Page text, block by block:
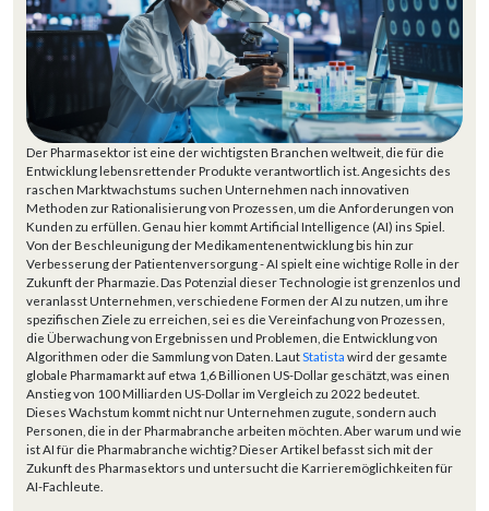
Der Pharmasektor ist eine der wichtigsten Branchen weltweit, die für die
Entwicklung lebensrettender Produkte verantwortlich ist. Angesichts des
raschen Marktwachstums suchen Unternehmen nach innovativen
Methoden zur Rationalisierung von Prozessen, um die Anforderungen von
Kunden zu erfüllen. Genau hier kommt Artificial Intelligence (AI) ins Spiel.
Von der Beschleunigung der Medikamentenentwicklung bis hin zur
Verbesserung der Patientenversorgung - AI spielt eine wichtige Rolle in der
Zukunft der Pharmazie. Das Potenzial dieser Technologie ist grenzenlos und
veranlasst Unternehmen, verschiedene Formen der AI zu nutzen, um ihre
spezifischen Ziele zu erreichen, sei es die Vereinfachung von Prozessen,
die Überwachung von Ergebnissen und Problemen, die Entwicklung von
Algorithmen oder die Sammlung von Daten. LautStatista wird der gesamte
globale Pharmamarkt auf etwa 1,6 Billionen US-Dollar geschätzt, was einen
Anstieg von 100 Milliarden US-Dollar im Vergleich zu 2022 bedeutet.
Dieses Wachstum kommt nicht nur Unternehmen zugute, sondern auch
Personen, die in der Pharmabranche arbeiten möchten. Aber warum und wie
ist AI für die Pharmabranche wichtig? Dieser Artikel befasst sich mit der
Zukunft des Pharmasektors und untersucht die Karrieremöglichkeiten für
AI-Fachleute.